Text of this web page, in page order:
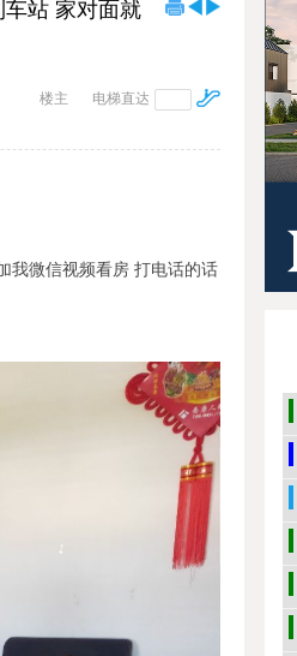
站 家对面就
电梯直达
楼主
我微信视频看房 打电话的话